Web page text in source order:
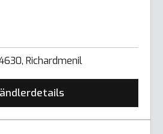
Richardmenil